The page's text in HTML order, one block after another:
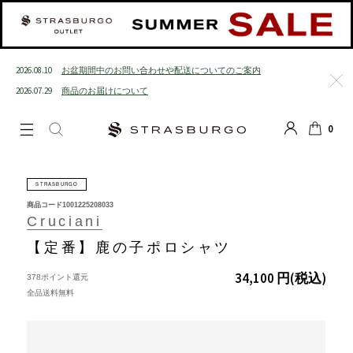
2026.08.10
お盆期間中のお問い合わせや配送についてのご案内
2026.07.29
商品のお届けについて
0
STRASBURGO
Cruciani
【定番】鹿の子ポロシャツ
商品コード1001225208033
34,100 円(税込)
378ポイント還元
全品送料無料